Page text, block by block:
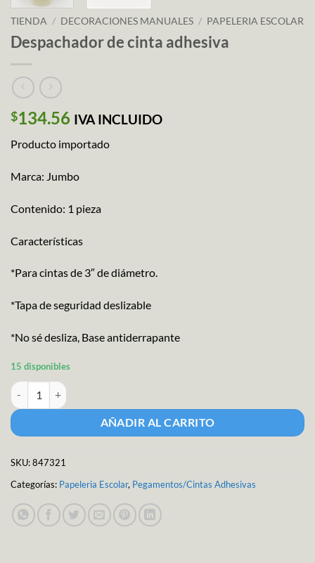
TIENDA / DECORACIONES MANUALES / PAPELERIA ESCOLAR
Despachador de cinta adhesiva
$134.56 IVA INCLUIDO
Producto importado
Marca: Jumbo
Contenido: 1 pieza
Características
*Para cintas de 3″ de diámetro.
*Tapa de seguridad deslizable
*No sé desliza, Base antiderrapante
15 disponibles
Despachador de cinta adhesiva cantidad
AÑADIR AL CARRITO
SKU:847321
Categorías: Papeleria Escolar, Pegamentos/Cintas Adhesivas